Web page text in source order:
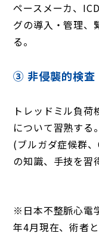
ペースメーカ、
グの導入・管理、
る。
③ 非侵襲的検査
トレッドミル負
について習熟する
(ブルガダ症候群
の知識、手技を習
※日本不整脈心電
年4月現在、術者